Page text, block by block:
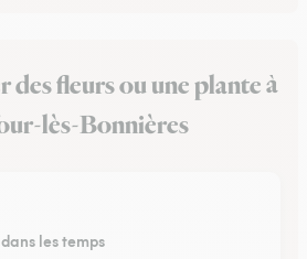
fleurs ou une plante à
lès-Bonnières
les temps